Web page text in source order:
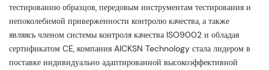
тестированию образцов, передовым инструментам тестирования и
непоколебимой приверженности контролю качества, а также
являясь членом системы контроля качества ISO9002 и обладая
сертификатом CE, компания AICKSN Technology стала лидером в
поставке индивидуально адаптированной высокоэффективной